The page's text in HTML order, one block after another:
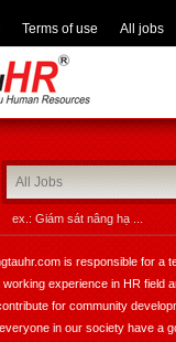
Terms of use All jobs
ex.: Giám sát nâng hạ ...
is responsible for a
experience in HR field
for community
in our society have a